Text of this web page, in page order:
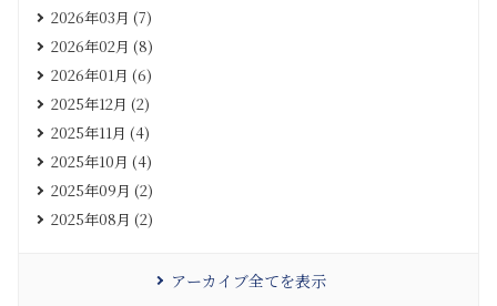
2026年03月 (7)
2026年02月 (8)
2026年01月 (6)
2025年12月 (2)
2025年11月 (4)
2025年10月 (4)
2025年09月 (2)
2025年08月 (2)
アーカイブ全てを表示